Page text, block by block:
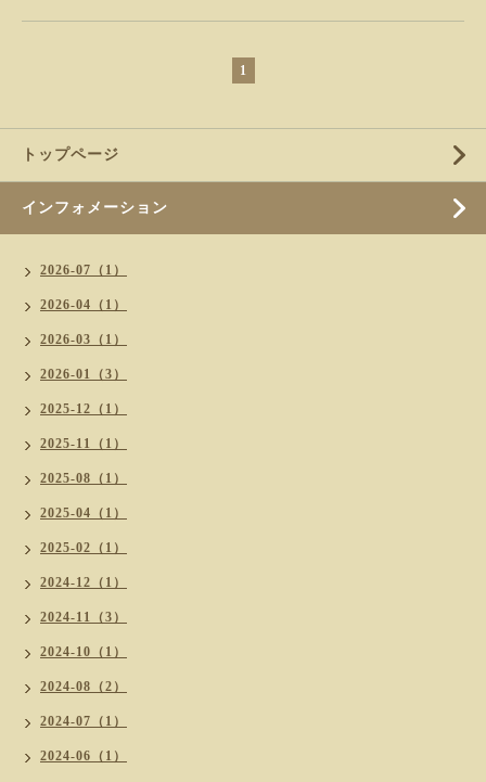
1
トップページ
インフォメーション
2026-07（1）
2026-04（1）
2026-03（1）
2026-01（3）
2025-12（1）
2025-11（1）
2025-08（1）
2025-04（1）
2025-02（1）
2024-12（1）
2024-11（3）
2024-10（1）
2024-08（2）
2024-07（1）
2024-06（1）